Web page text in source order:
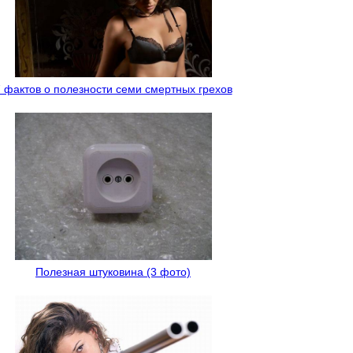
фактов о полезности семи смертных грехов
Полезная штуковина (3 фото)